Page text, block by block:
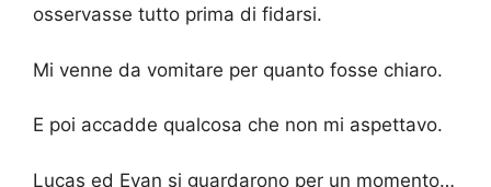
osservasse tutto prima di fidarsi.
Mi venne da vomitare per quanto fosse chiaro.
E poi accadde qualcosa che non mi aspettavo.
Lucas ed Evan si guardarono per un momento…